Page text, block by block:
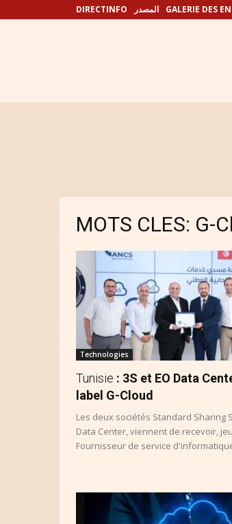
DIRECTINFO المصدر GALERIE DES
MOTS CLES: G-
Technologies
Tunisie : 3S et EO Data
label G-Cloud
Les deux sociétés Standard Sharing
Data Center, viennent de recevoir,
Fournisseur de service